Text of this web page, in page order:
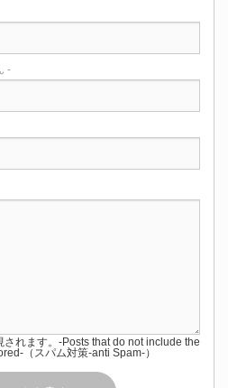
-
されます。-Posts that do not include the
（スパム対策-anti Spam-）